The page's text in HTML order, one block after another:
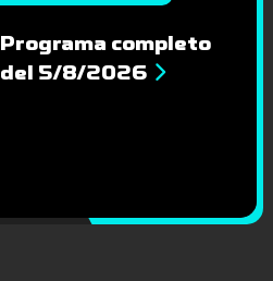
Programa completo
del 5/8/2026